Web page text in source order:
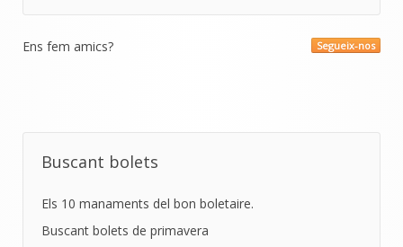
Segueix-nos
Ens fem amics?
Buscant bolets
Els 10 manaments del bon boletaire.
Buscant bolets de primavera